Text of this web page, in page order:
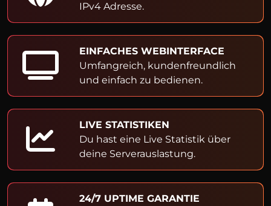
IPv4 Adresse.
EINFACHES WEBINTERFACE
Umfangreich, kundenfreundlich
und einfach zu bedienen.
LIVE STATISTIKEN
Du hast eine Live Statistik über
deine Serverauslastung.
24/7 UPTIME GARANTIE